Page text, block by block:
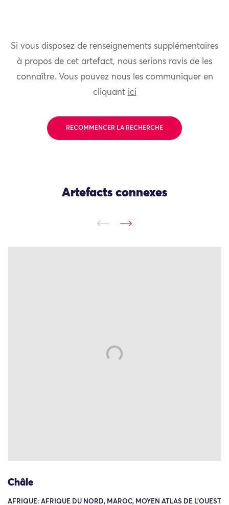
Si vous disposez de renseignements supplémentaires
à propos de cet artefact, nous serions ravis de les
connaître. Vous pouvez nous les communiquer en
cliquant ici
RECOMMENCER LA RECHERCHE
Artefacts connexes
Châle
AFRIQUE: AFRIQUE DU NORD, MAROC, MOYEN ATLAS DE L'OUEST